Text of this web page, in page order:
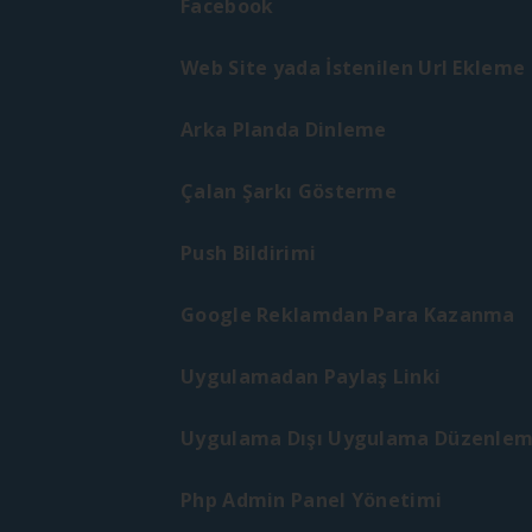
Facebook
Web Site yada İstenilen Url Ekleme
Arka Planda Dinleme
Çalan Şarkı Gösterme
Push Bildirimi
Google Reklamdan Para Kazanma
Uygulamadan Paylaş Linki
Uygulama Dışı Uygulama
Php Admin Panel Yönetimi